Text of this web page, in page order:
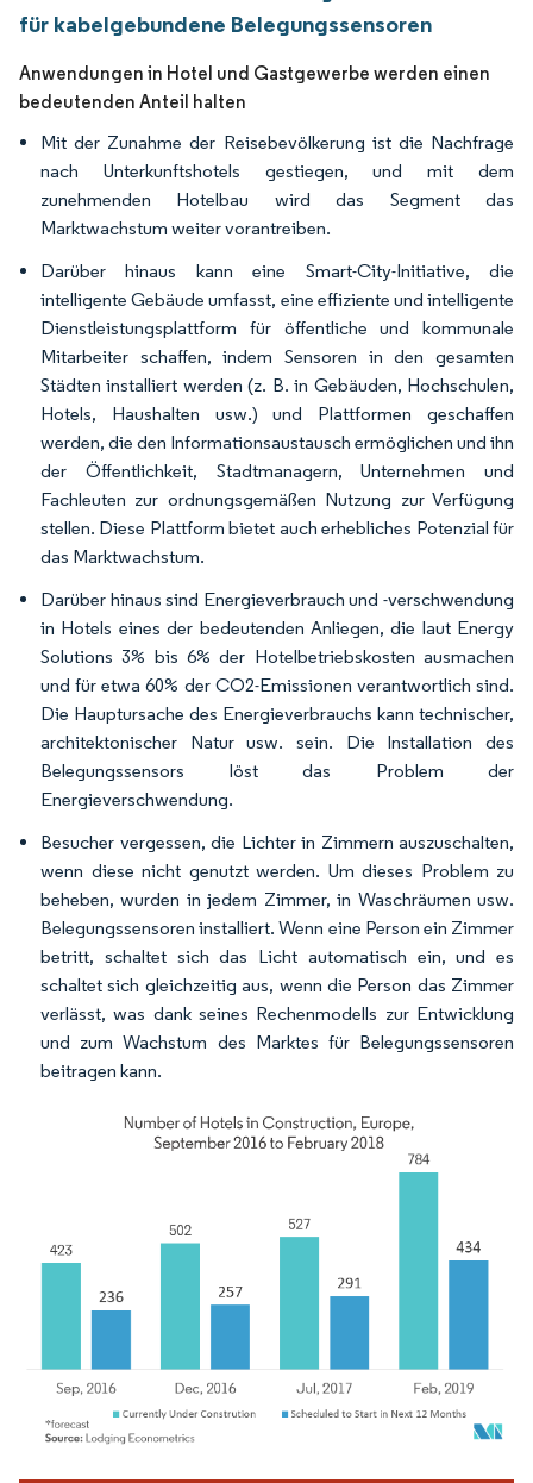
für kabelgebundene Belegungssensoren
Anwendungen in Hotel und Gastgewerbe werden einen
bedeutenden Anteil halten
Mit der Zunahme der Reisebevölkerung ist die Nachfrage
nach Unterkunftshotels gestiegen, und mit dem
zunehmenden Hotelbau wird das Segment das
Marktwachstum weiter vorantreiben.
Darüber hinaus kann eine Smart-City-Initiative, die
intelligente Gebäude umfasst, eine effiziente und intelligente
Dienstleistungsplattform für öffentliche und kommunale
Mitarbeiter schaffen, indem Sensoren in den gesamten
Städten installiert werden (z. B. in Gebäuden, Hochschulen,
Hotels, Haushalten usw.) und Plattformen geschaffen
werden, die den Informationsaustausch ermöglichen und ihn
der Öffentlichkeit, Stadtmanagern, Unternehmen und
Fachleuten zur ordnungsgemäßen Nutzung zur Verfügung
stellen. Diese Plattform bietet auch erhebliches Potenzial für
das Marktwachstum.
Darüber hinaus sind Energieverbrauch und -verschwendung
in Hotels eines der bedeutenden Anliegen, die laut Energy
Solutions 3% bis 6% der Hotelbetriebskosten ausmachen
und für etwa 60% der CO2-Emissionen verantwortlich sind.
Die Hauptursache des Energieverbrauchs kann technischer,
architektonischer Natur usw. sein. Die Installation des
Belegungssensors löst das Problem der
Energieverschwendung.
Besucher vergessen, die Lichter in Zimmern auszuschalten,
wenn diese nicht genutzt werden. Um dieses Problem zu
beheben, wurden in jedem Zimmer, in Waschräumen usw.
Belegungssensoren installiert. Wenn eine Person ein Zimmer
betritt, schaltet sich das Licht automatisch ein, und es
schaltet sich gleichzeitig aus, wenn die Person das Zimmer
verlässt, was dank seines Rechenmodells zur Entwicklung
und zum Wachstum des Marktes für Belegungssensoren
beitragen kann.